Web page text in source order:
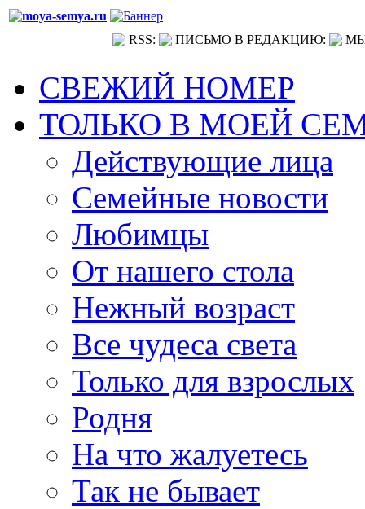
RSS: ПИСЬМО В РЕДАКЦИЮ:
СВЕЖИЙ НОМЕР
ТОЛЬКО В МОЕЙ
Действующие лица
Семейные новости
Любимцы
От нашего стола
Нежный возраст
Все чудеса света
Только для взрослых
Родня
На что жалуетесь
Так не бывает